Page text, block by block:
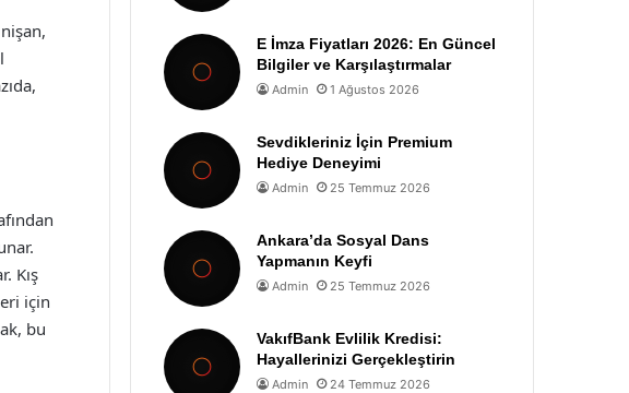
Kış
için
bu
E İmza Fiyatları 2026: En Güncel
Bilgiler ve Karşılaştırmalar
Admin 1 Ağustos 2026
Sevdikleriniz İçin Premium
Hediye Deneyimi
Admin 25 Temmuz 2026
Ankara’da Sosyal Dans
Yapmanın Keyfi
Admin 25 Temmuz 2026
VakıfBank Evlilik Kredisi:
Hayallerinizi Gerçekleştirin
Admin 24 Temmuz 2026